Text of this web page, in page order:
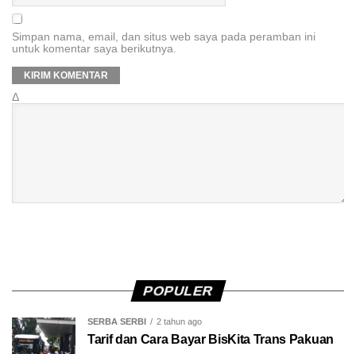
Simpan nama, email, dan situs web saya pada peramban ini
untuk komentar saya berikutnya.
Δ
POPULER
SERBA SERBI 2 tahun ago
Tarif dan Cara Bayar BisKita Trans Pakuan